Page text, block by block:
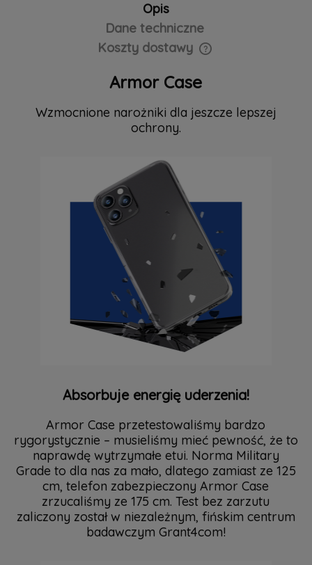
Opis
Dane techniczne
Koszty dostawy
Cena nie zawiera ewentualnych kosztów płatności
Armor Case
Wzmocnione narożniki dla jeszcze lepszej
ochrony.
Absorbuje energię uderzenia!
Armor Case przetestowaliśmy bardzo
rygorystycznie – musieliśmy mieć pewność, że to
naprawdę wytrzymałe etui. Norma Military
Grade to dla nas za mało, dlatego zamiast ze 125
cm, telefon zabezpieczony Armor Case
zrzucaliśmy ze 175 cm. Test bez zarzutu
zaliczony został w niezależnym, fińskim centrum
badawczym Grant4com!